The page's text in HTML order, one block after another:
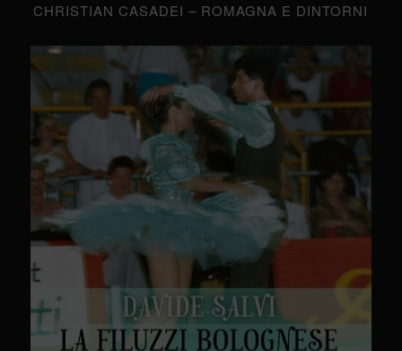
CHRISTIAN CASADEI – ROMAGNA E DINTORNI